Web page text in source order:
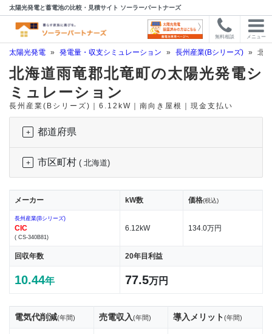
太陽光発電と蓄電池の比較・見積サイト ソーラーパートナーズ
無料相談 メニュー
太陽光発電 » 発電量・収支シミュレーション » 長州産業(Bシリーズ) » 北
北海道雨竜郡北竜町の太陽光発電シ
ミュレーション
長州産業(Bシリーズ)｜6.12kW｜南向き屋根｜現金支払い
都道府県
市区町村 ( 北海道)
メーカー kW数 価格(税込)
長州産業(Bシリーズ)
CIC
( CS-340B81)
6.12kW 134.0万円
回収年数 20年目利益
10.44年 77.5万円
電気代削減(年間) 売電収入(年間) 導入メリット(年間)